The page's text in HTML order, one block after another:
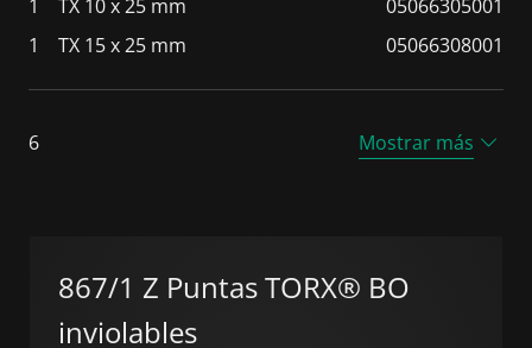
1 TX 10 x 25 mm
05066305001
1
TX 15 x 25 mm 05066308001
6 Mostrar más
867/1 Z Puntas TORX® BO
inviolables